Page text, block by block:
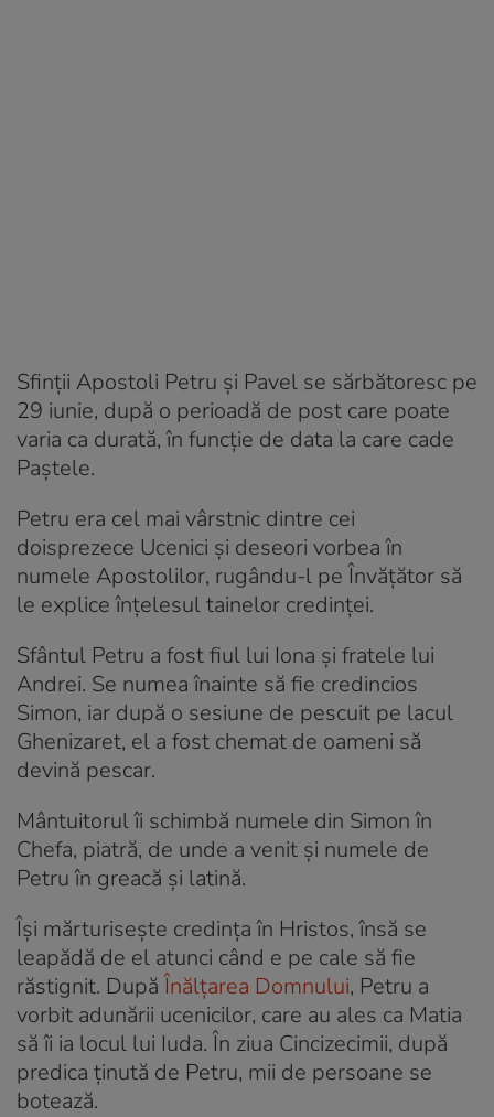
Sfinții Apostoli Petru și Pavel se sărbătoresc pe
29 iunie, după o perioadă de post care poate
varia ca durată, în funcție de data la care cade
Paștele.
Petru era cel mai vârstnic dintre cei
doisprezece Ucenici şi deseori vorbea în
numele Apostolilor, rugându-l pe Învăţător să
le explice înţelesul tainelor credinţei.
Sfântul Petru a fost fiul lui Iona și fratele lui
Andrei. Se numea înainte să fie credincios
Simon, iar după o sesiune de pescuit pe lacul
Ghenizaret, el a fost chemat de oameni să
devină pescar.
Mântuitorul îi schimbă numele din Simon în
Chefa, piatră, de unde a venit și numele de
Petru în greacă și latină.
Își mărturisește credința în Hristos, însă se
leapădă de el atunci când e pe cale să fie
răstignit. DupăÎnălțarea Domnului, Petru a
vorbit adunării ucenicilor, care au ales ca Matia
să îi ia locul lui Iuda. În ziua Cincizecimii, după
predica ținută de Petru, mii de persoane se
botează.